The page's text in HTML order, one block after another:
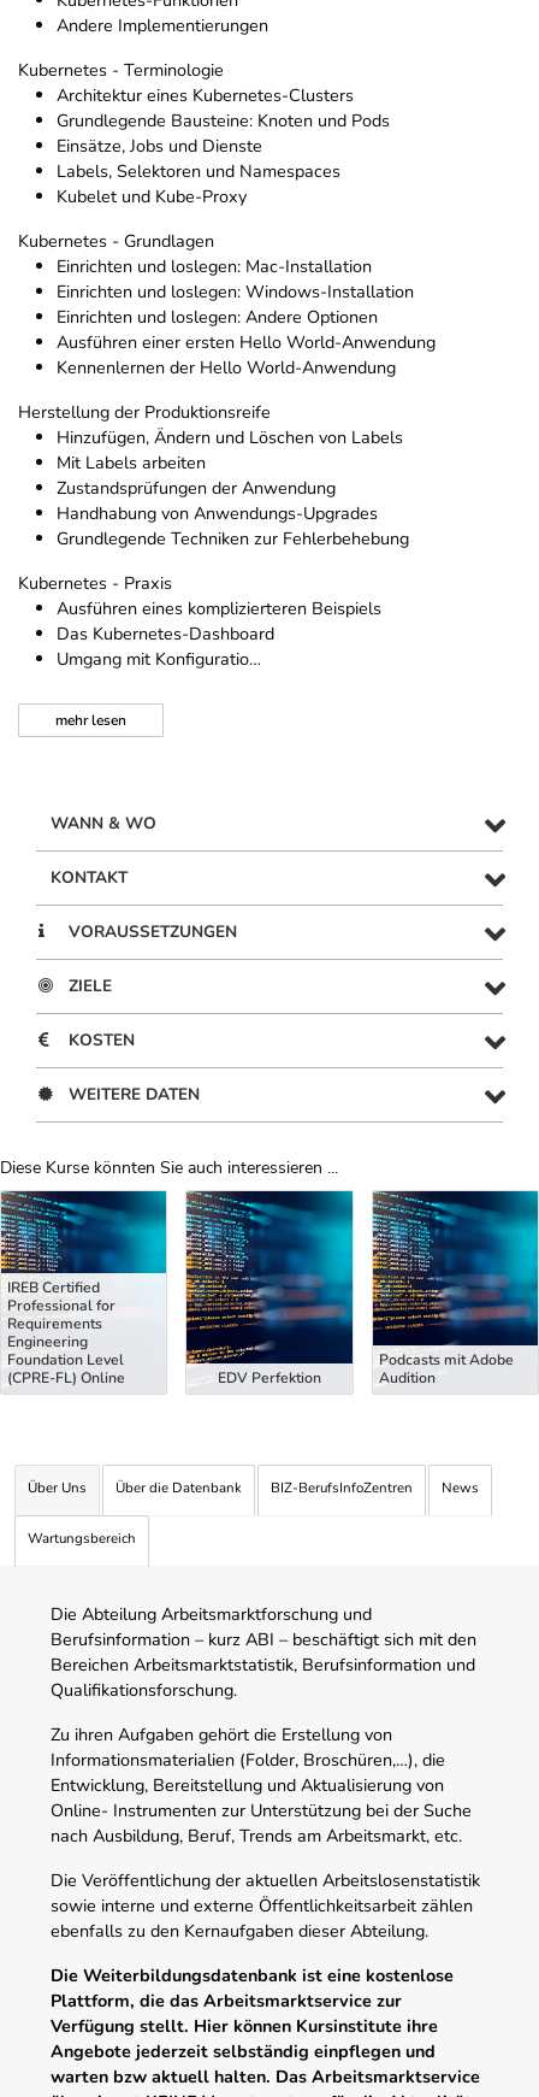
Andere Implementierungen
Kubernetes - Terminologie
Architektur eines Kubernetes-Clusters
Grundlegende Bausteine: Knoten und Pods
Einsätze, Jobs und Dienste
Labels, Selektoren und Namespaces
Kubelet und Kube-Proxy
Kubernetes - Grundlagen
Einrichten und loslegen: Mac-Installation
Einrichten und loslegen: Windows-Installation
Einrichten und loslegen: Andere Optionen
Ausführen einer ersten Hello World-Anwendung
Kennenlernen der Hello World-Anwendung
Herstellung der Produktionsreife
Hinzufügen, Ändern und Löschen von Labels
Mit Labels arbeiten
Zustandsprüfungen der Anwendung
Handhabung von Anwendungs-Upgrades
Grundlegende Techniken zur Fehlerbehebung
Kubernetes - Praxis
Ausführen eines komplizierteren Beispiels
Das Kubernetes-Dashboard
Umgang mit Konfiguratio…
mehrlesen
WANN & WO
KONTAKT
VORAUSSETZUNGEN
ZIELE
KOSTEN
WEITERE DATEN
Diese Kurse könnten Sie auch interessieren ...
Uber Weiterbildungsvorschläge
IREB Certified
Professional for
Requirements
Engineering
Foundation Level
(CPRE-FL) Online
EDV Perfektion
Podcasts mit Adobe
Audition
Über Uns Über die Datenbank BIZ-BerufsInfoZentren News
Wartungsbereich
Die Abteilung Arbeitsmarktforschung und
Berufsinformation – kurz ABI – beschäftigt sich mit den
Bereichen Arbeitsmarktstatistik, Berufsinformation und
Qualifikationsforschung.
Zu ihren Aufgaben gehört die Erstellung von
Informationsmaterialien (Folder, Broschüren,…), die
Entwicklung, Bereitstellung und Aktualisierung von
Online- Instrumenten zur Unterstützung bei der Suche
nach Ausbildung, Beruf, Trends am Arbeitsmarkt, etc.
Die Veröffentlichung der aktuellen Arbeitslosenstatistik
sowie interne und externe Öffentlichkeitsarbeit zählen
ebenfalls zu den Kernaufgaben dieser Abteilung.
Die Weiterbildungsdatenbank ist eine kostenlose
Plattform, die das Arbeitsmarktservice zur
Verfügung stellt. Hier können Kursinstitute ihre
Angebote jederzeit selbständig einpflegen und
warten bzw aktuell halten. Das Arbeitsmarktservice